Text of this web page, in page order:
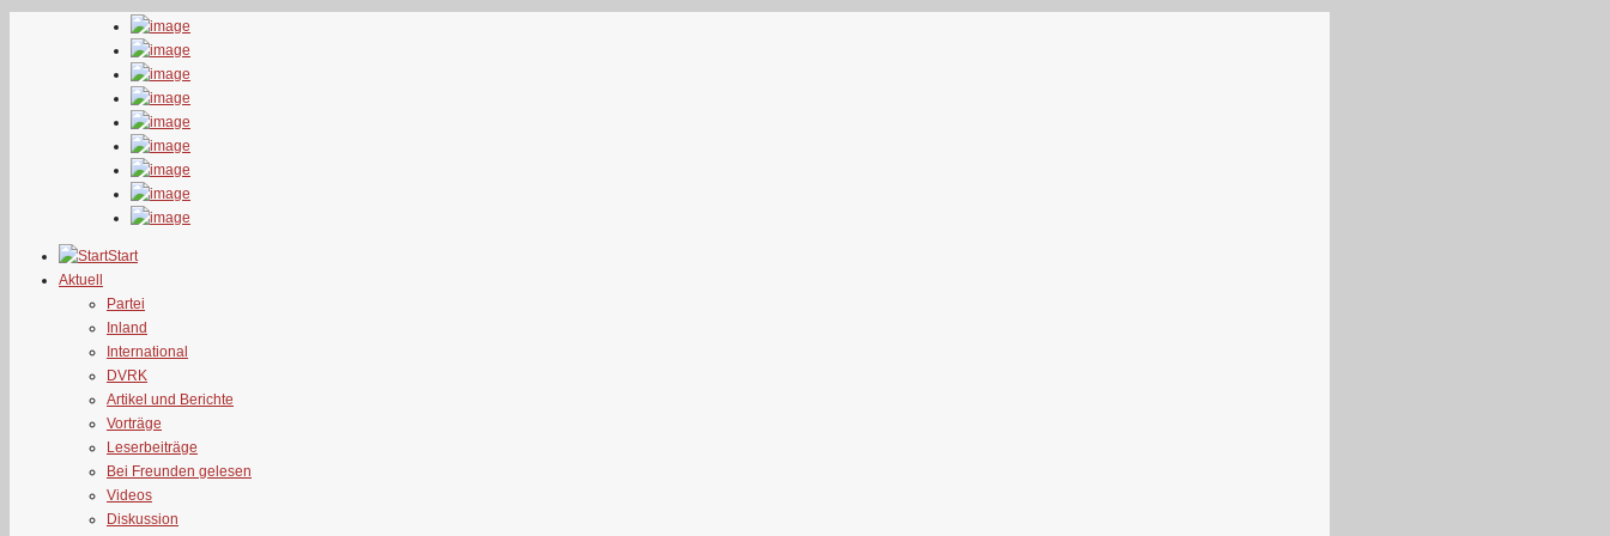
Start
Aktuell
Partei
Inland
International
DVRK
Artikel und Berichte
Vorträge
Leserbeiträge
Bei Freunden gelesen
Videos
Diskussion